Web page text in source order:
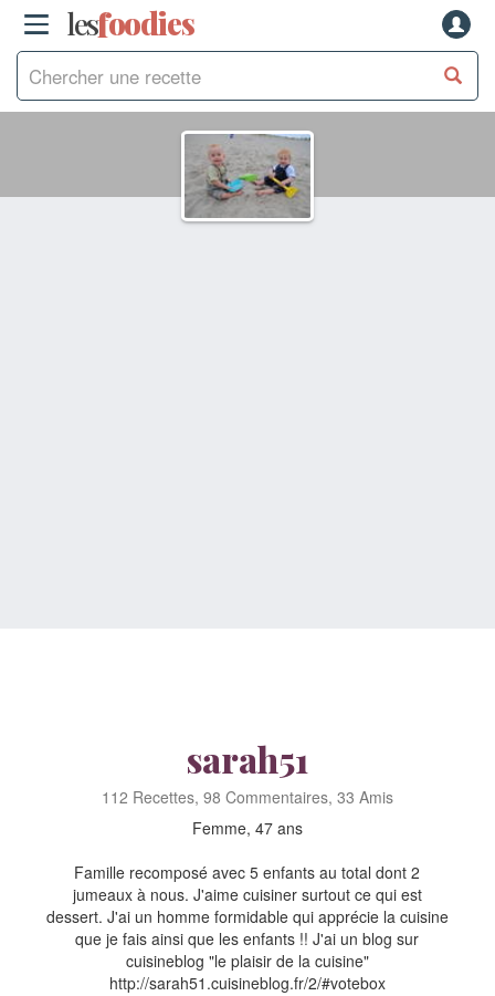
lesfoodies
sarah51
112 Recettes, 98 Commentaires, 33 Amis
Femme, 47 ans
Famille recomposé avec 5 enfants au total dont 2
jumeaux à nous. J'aime cuisiner surtout ce qui est
dessert. J'ai un homme formidable qui apprécie la cuisine
que je fais ainsi que les enfants !! J'ai un blog sur
cuisineblog "le plaisir de la cuisine"
http://sarah51.cuisineblog.fr/2/#votebox